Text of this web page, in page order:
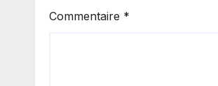
Commentaire *